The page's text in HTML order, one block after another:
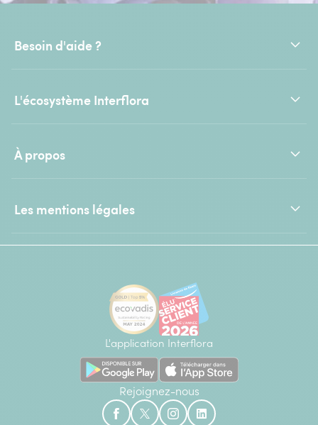
Besoin d'aide ?
L'écosystème Interflora
À propos
Les mentions légales
L'application Interflora
Rejoignez-nous